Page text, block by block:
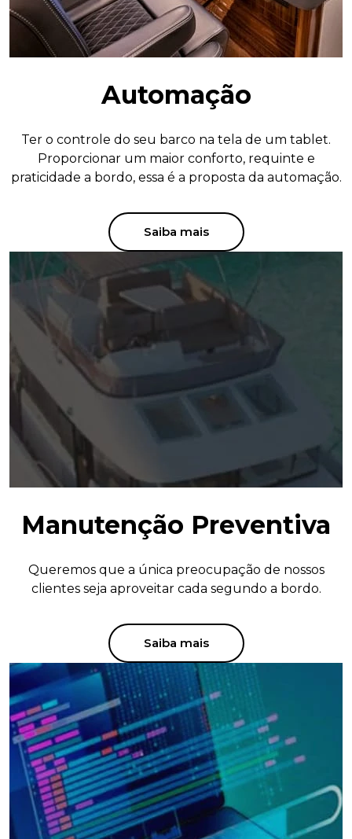
Automação
Ter o controle do seu barco na tela de um tablet.
Proporcionar um maior conforto, requinte e
praticidade a bordo, essa é a proposta da automação.
Saiba mais
Manutenção Preventiva
Queremos que a única preocupação de nossos
clientes seja aproveitar cada segundo a bordo.
Saiba mais